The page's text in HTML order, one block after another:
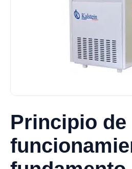
Principio de